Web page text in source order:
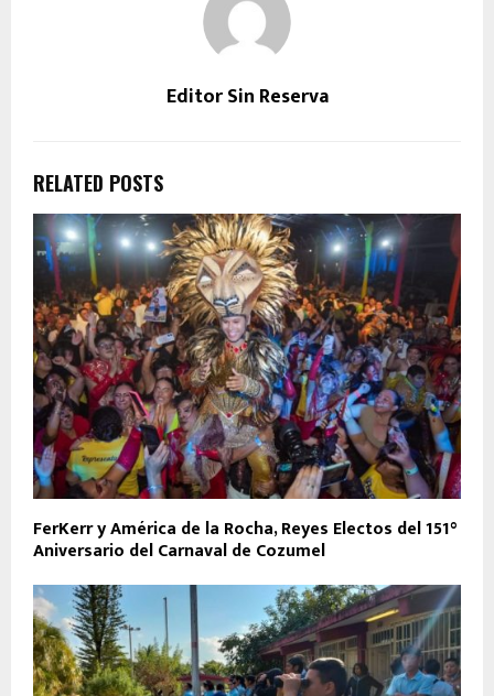
Editor Sin Reserva
RELATED POSTS
FerKerr y América de la Rocha, Reyes Electos del 151°
Aniversario del Carnaval de Cozumel